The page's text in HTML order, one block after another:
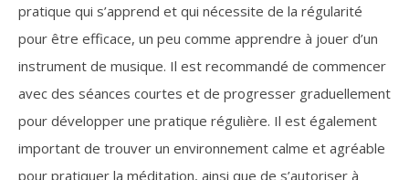
pratique qui s’apprend et qui nécessite de la régularité
pour être efficace, un peu comme apprendre à jouer d’un
instrument de musique. Il est recommandé de commencer
avec des séances courtes et de progresser graduellement
pour développer une pratique régulière. Il est également
important de trouver un environnement calme et agréable
pour pratiquer la méditation, ainsi que de s’autoriser à